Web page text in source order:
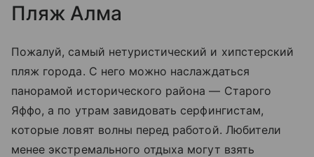
Пляж Алма
Пожалуй, самый нетуристический и хипстерский
пляж города. С него можно наслаждаться
панорамой исторического района — Старого
Яффо, а по утрам завидовать серфингистам,
которые ловят волны перед работой. Любители
менее экстремального отдыха могут взять